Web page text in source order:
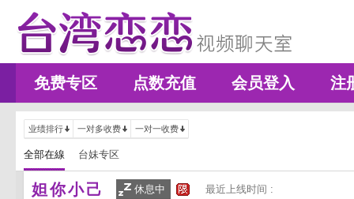
免费专区 点数充值 会员登入 注
业绩排行 一对多收费 一对一收费
全部在線 台妹专区
妲你小己 休息中 最近上线时间 :